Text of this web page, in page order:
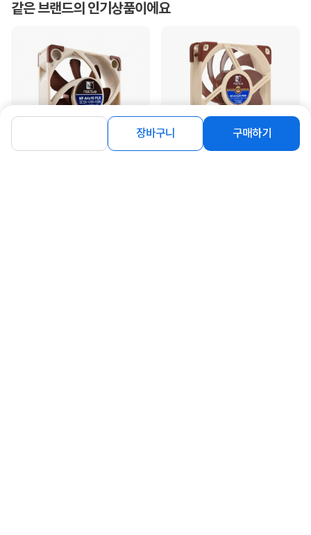
장바구니 구매하기
같은 브랜드의 인기상품이에요